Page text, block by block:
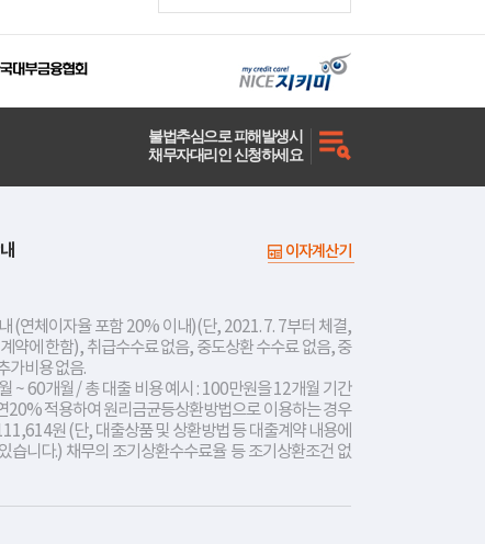
불법추심으로 피해발생시
채무자대리인 신청하세요
이자계산기
(연체이자율 포함 20% 이내)(단, 2021. 7. 7부터 체결,
약에 한함), 취급수수료 없음, 중도상환 수수료 없음, 중
가비용 없음.
~ 60개월 / 총 대출 비용 예시 : 100만원을 12개월 기간
20% 적용하여 원리금균등상환방법으로 이용하는 경우
원 (단, 대출상품 및 상환방법 등 대출계약 내용에
습니다.) 채무의 조기상환수수료율 등 조기상환조건 없